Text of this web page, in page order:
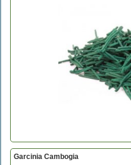
Garcinia Cambogia